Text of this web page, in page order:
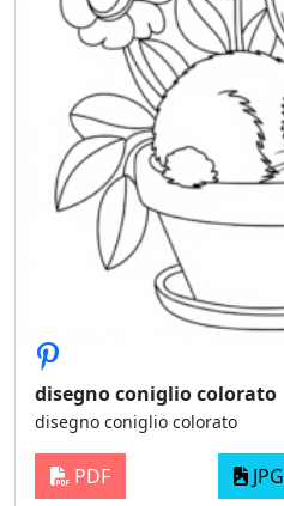
disegno coniglio colorato
disegno coniglio colorato
PDF JPG